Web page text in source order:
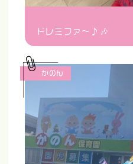
ドレミファ〜♪🎶
かのん